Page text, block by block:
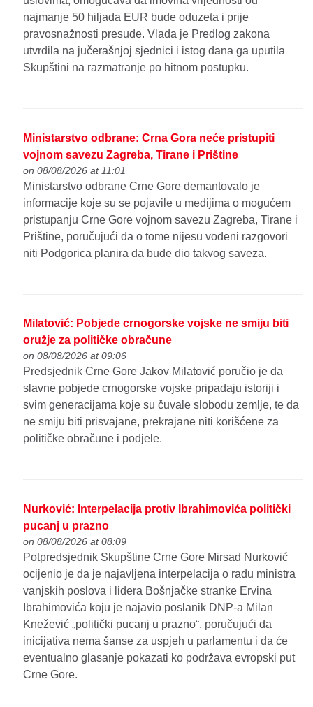
najmanje 50 hiljada EUR bude oduzeta i prije
pravosnažnosti presude. Vlada je Predlog zakona
utvrdila na jučerašnjoj sjednici i istog dana ga uputila
Skupštini na razmatranje po hitnom postupku.
Ministarstvo odbrane: Crna Gora neće pristupiti
vojnom savezu Zagreba, Tirane i Prištine
on 08/08/2026 at 11:01
Ministarstvo odbrane Crne Gore demantovalo je
informacije koje su se pojavile u medijima o mogućem
pristupanju Crne Gore vojnom savezu Zagreba, Tirane i
Prištine, poručujući da o tome nijesu vođeni razgovori
niti Podgorica planira da bude dio takvog saveza.
Milatović: Pobjede crnogorske vojske ne smiju biti
oružje za političke obračune
on 08/08/2026 at 09:06
Predsjednik Crne Gore Jakov Milatović poručio je da
slavne pobjede crnogorske vojske pripadaju istoriji i
svim generacijama koje su čuvale slobodu zemlje, te da
ne smiju biti prisvajane, prekrajane niti korišćene za
političke obračune i podjele.
Nurković: Interpelacija protiv Ibrahimovića politički
pucanj u prazno
on 08/08/2026 at 08:09
Potpredsjednik Skupštine Crne Gore Mirsad Nurković
ocijenio je da je najavljena interpelacija o radu ministra
vanjskih poslova i lidera Bošnjačke stranke Ervina
Ibrahimovića koju je najavio poslanik DNP-a Milan
Knežević „politički pucanj u prazno“, poručujući da
inicijativa nema šanse za uspjeh u parlamentu i da će
eventualno glasanje pokazati ko podržava evropski put
Crne Gore.